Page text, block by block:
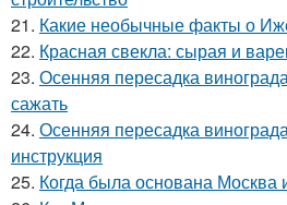
21. Какие необычные факты о
22. Красная свекла: сырая и
23. Осенняя пересадка
сажать
24. Осенняя пересадка
инструкция
25. Когда была основана Москва